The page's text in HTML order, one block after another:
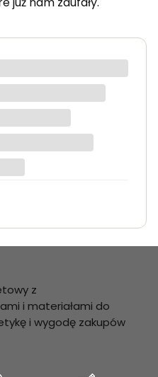
tkanin, kolory
na zdjęciach.
szybko i było
z
i materiałami do
i wygodę zakupów